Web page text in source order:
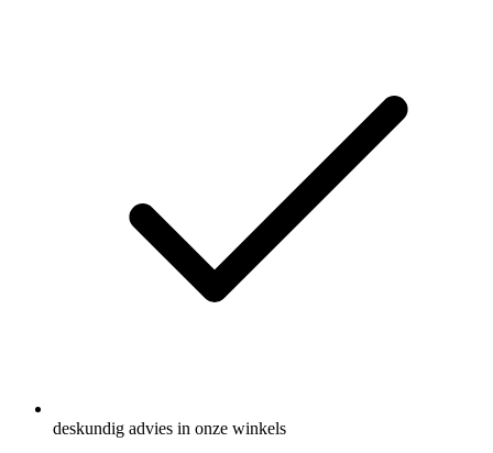
deskundig advies in onze winkels